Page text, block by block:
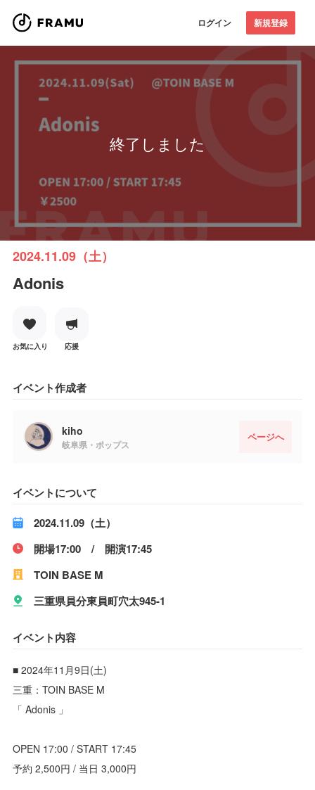
ログイン 新規登録
終了しました
2024.11.09（土）
Adonis
お気に入り 応援
イベント作成者
kiho
岐阜県・ポップス
ページへ
イベントについて
2024.11.09（土）
開場17:00 / 開演17:45
TOIN BASE M
三重県員分東員町穴太945-1
イベント内容
■ 2024年11月9日(土)
三重：TOIN BASE M
「 Adonis 」
OPEN 17:00 / START 17:45
予約 2,500円 / 当日 3,000円